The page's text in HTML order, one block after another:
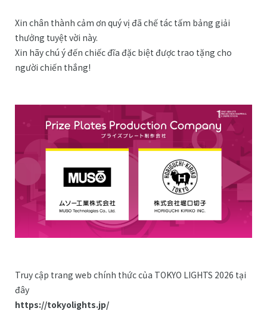
Xin chân thành cảm ơn quý vị đã chế tác tấm bảng giải
thưởng tuyệt vời này.
Xin hãy chú ý đến chiếc đĩa đặc biệt được trao tặng cho
người chiến thắng!
Truy cập trang web chính thức của TOKYO LIGHTS 2026 tại
đây
https://tokyolights.jp/